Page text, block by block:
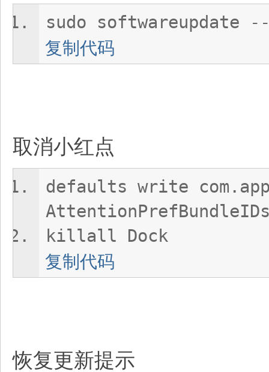
sudo softwareupdate
复制代码
取消小红点
defaults write
killall Dock
复制代码
恢复更新提示